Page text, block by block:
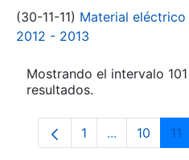
(30-11-11) Material
2012 - 2013
Mostrando el intervalo
resultados.
Página
1 ...PáginasPágina
10 11